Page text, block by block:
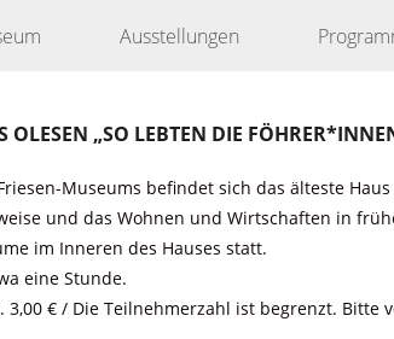
Ausstellungen
OLESEN „SO LEBTEN DIE
Museums befindet sich das älteste
und das Wohnen und Wirtschaften in
im Inneren des Hauses statt.
eine Stunde.
3,00 € / Die Teilnehmerzahl ist begrenzt.